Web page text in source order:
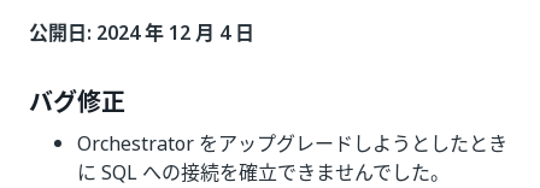
公開日: 2024 年 12 月 4 日
バグ修正
Orchestrator をアップグレードしようとしたとき
に SQL への接続を確立できませんでした。